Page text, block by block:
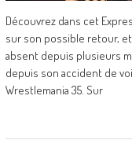
Découvrez dans cet
sur son possible retour,
absent depuis plusieurs
depuis son accident de
Wrestlemania 35. Sur